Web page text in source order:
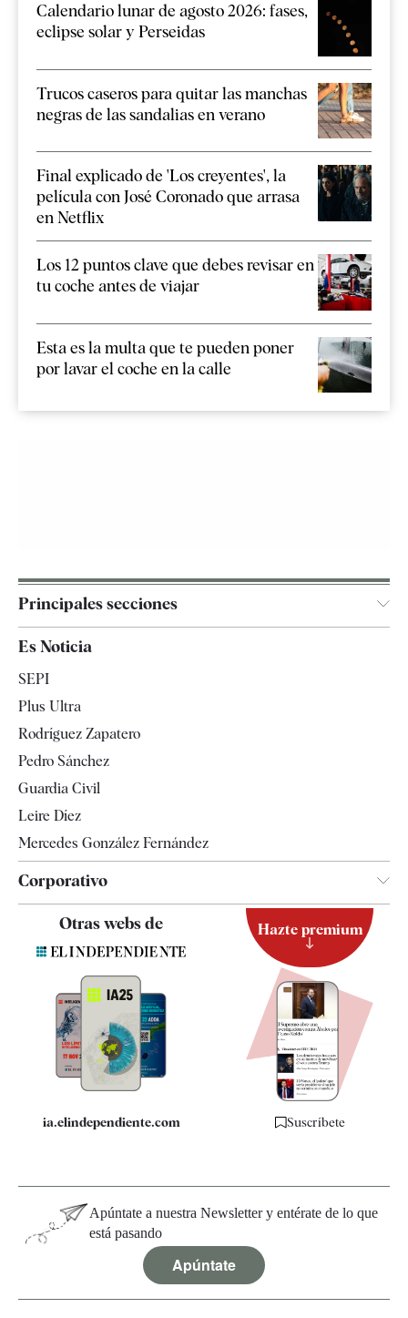
Calendario lunar de agosto 2026: fases,
eclipse solar y Perseidas
Trucos caseros para quitar las manchas
negras de las sandalias en verano
Final explicado de 'Los creyentes', la
película con José Coronado que arrasa
en Netflix
Los 12 puntos clave que debes revisar en
tu coche antes de viajar
Esta es la multa que te pueden poner
por lavar el coche en la calle
Principales secciones
España
Televisión
Es Noticia
SEPI
Plus Ultra
Rodríguez Zapatero
Pedro Sánchez
Guardia Civil
Leire Díez
Mercedes González Fernández
Corporativo
Contacto
Quiénes somos
Especificaciones
Otras webs de
ia.elindependiente.com
Hazte premium
Suscríbete
Apúntate a nuestra Newsletter y entérate de lo que
está pasando
Apúntate